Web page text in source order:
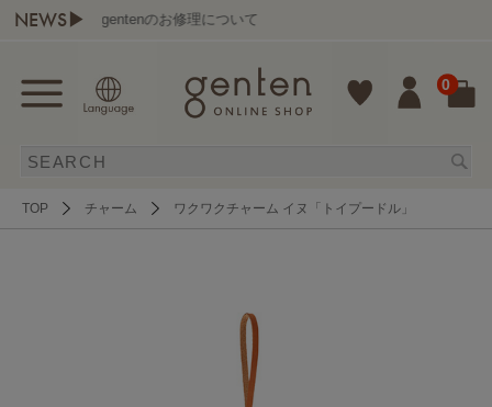
NEWS▶ gentenのお修理について
0
TOP チャーム ワクワクチャーム イヌ「トイプードル」